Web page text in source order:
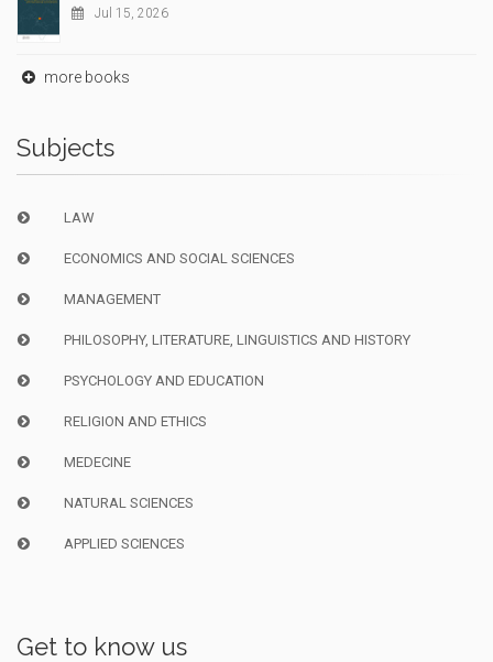
Jul 15, 2026
more books
Subjects
LAW
ECONOMICS AND SOCIAL SCIENCES
MANAGEMENT
PHILOSOPHY, LITERATURE, LINGUISTICS AND HISTORY
PSYCHOLOGY AND EDUCATION
RELIGION AND ETHICS
MEDECINE
NATURAL SCIENCES
APPLIED SCIENCES
Get to know us